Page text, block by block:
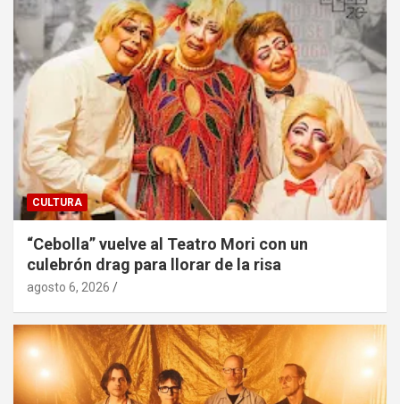
CULTURA
“Cebolla” vuelve al Teatro Mori con un
culebrón drag para llorar de la risa
agosto 6, 2026